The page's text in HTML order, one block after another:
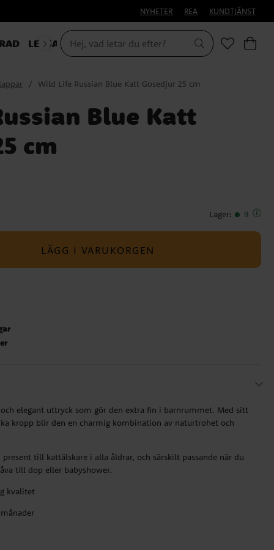
NYHETER REA KUNDTJÄNST
LEKSAKER & PRESENTER
Wild Life Russian Blue Katt Gosedjur 25 cm
Blue Katt
cm
Lager: 9
LÄGG I VARUKORGEN
elegant uttryck som gör den extra fin i barnrummet. Med sitt
kropp blir den en charmig kombination av naturtrohet och
till kattälskare i alla åldrar, och särskilt passande när du
till dop eller babyshower.
kvalitet